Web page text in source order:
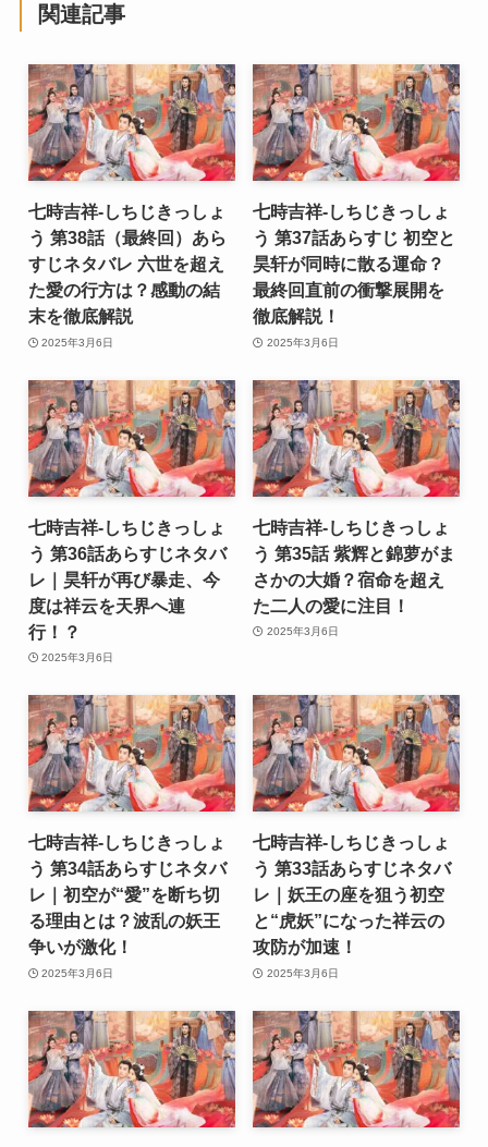
関連記事
七時吉祥-しちじきっしょ
う 第38話（最終回）あら
すじネタバレ 六世を超え
た愛の行方は？感動の結
末を徹底解説
2025年3月6日
七時吉祥-しちじきっしょ
う 第37話あらすじ 初空と
昊轩が同時に散る運命？
最終回直前の衝撃展開を
徹底解説！
2025年3月6日
七時吉祥-しちじきっしょ
う 第36話あらすじネタバ
レ｜昊轩が再び暴走、今
度は祥云を天界へ連
行！？
2025年3月6日
七時吉祥-しちじきっしょ
う 第35話 紫辉と錦萝がま
さかの大婚？宿命を超え
た二人の愛に注目！
2025年3月6日
七時吉祥-しちじきっしょ
う 第34話あらすじネタバ
レ｜初空が“愛”を断ち切
る理由とは？波乱の妖王
争いが激化！
2025年3月6日
七時吉祥-しちじきっしょ
う 第33話あらすじネタバ
レ｜妖王の座を狙う初空
と“虎妖”になった祥云の
攻防が加速！
2025年3月6日